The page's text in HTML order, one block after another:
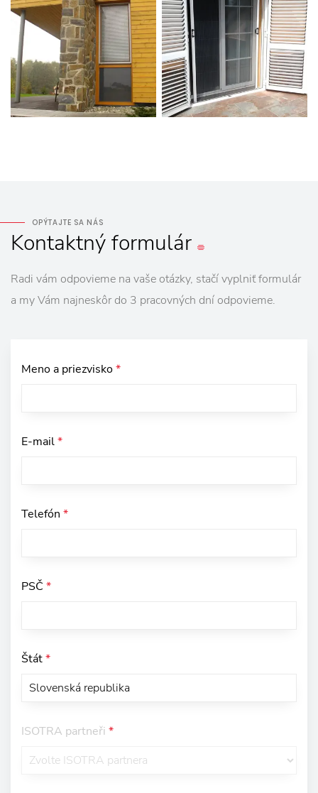
OPÝTAJTE SA NÁS
Kontaktnýformulár
Radi vám odpovieme na vaše otázky, stačí vyplniť formulár
a my Vám najneskôr do 3 pracovných dní odpovieme.
Meno a priezvisko*
E-mail*
Telefón *
PSČ *
Štát*
ISOTRA partneři *